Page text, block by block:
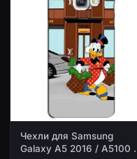
Чехли для Samsung
Galaxy A5 2016 / A5100 /